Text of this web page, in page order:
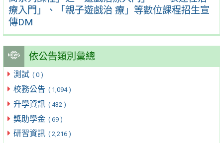
療入門」、「親子遊戲治 療」等數位課程招生宣
傳DM
依公告類別彙總
測試 ( 0 )
校務公告 ( 1,094 )
升學資訊 ( 432 )
獎助學金 ( 69 )
研習資訊 ( 2,216 )